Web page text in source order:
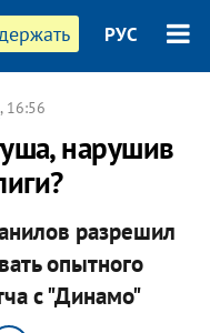
РУС
, 16:56
нарушив
разрешил
опытного
с "Динамо"